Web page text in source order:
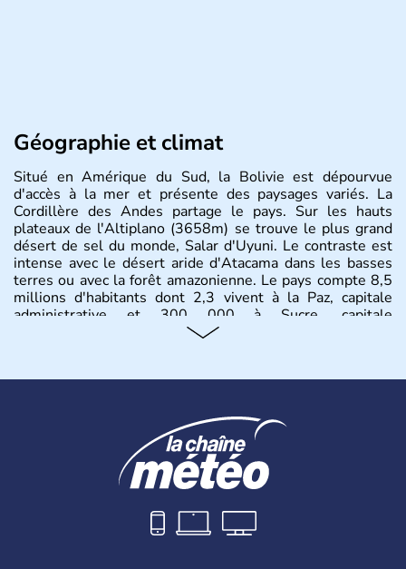
Géographie et climat
Situé en Amérique du Sud, la Bolivie est dépourvue
d'accès à la mer et présente des paysages variés. La
Cordillère des Andes partage le pays. Sur les hauts
plateaux de l'Altiplano (3658m) se trouve le plus grand
désert de sel du monde, Salar d'Uyuni. Le contraste est
intense avec le désert aride d'Atacama dans les basses
terres ou avec la forêt amazonienne. Le pays compte 8,5
millions d'habitants dont 2,3 vivent à la Paz, capitale
administrative et 300 000 à Sucre, capitale